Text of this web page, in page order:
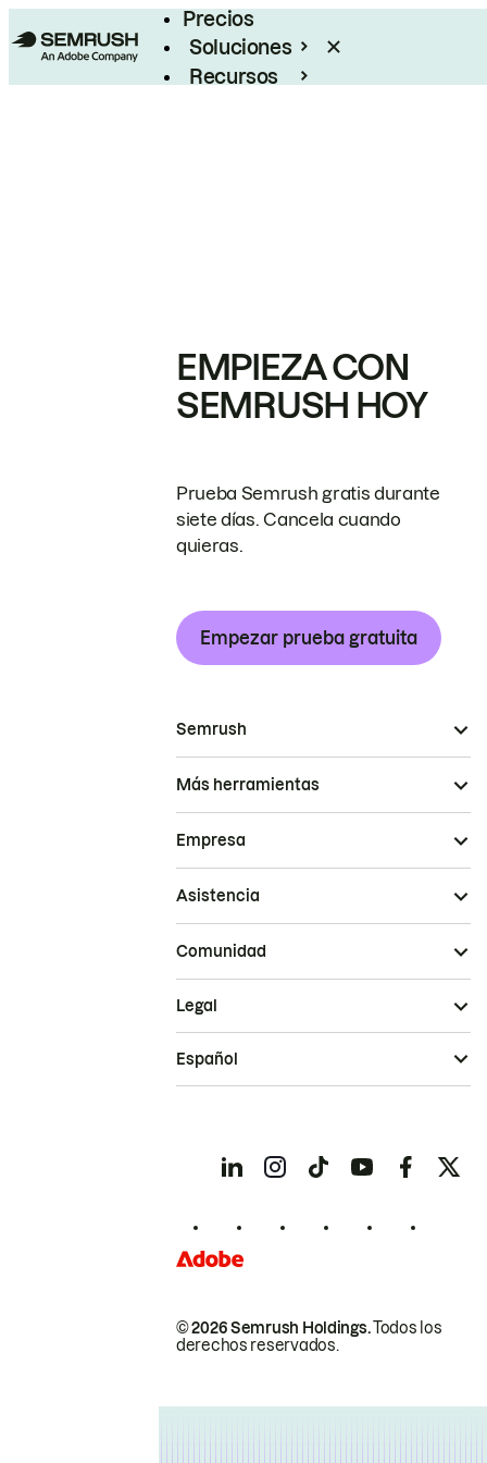
Precios
Soluciones
Recursos
EMPIEZA CON
SEMRUSH HOY
Prueba Semrush gratis durante
siete días. Cancela cuando
quieras.
Empezar prueba gratuita
Semrush
Más herramientas
Empresa
Asistencia
Comunidad
© 2026 Semrush Holdings.Todos los
derechos reservados.
Legal
Español